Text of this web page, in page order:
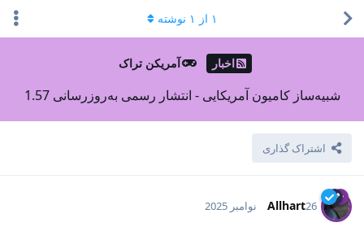
اخبار آمریکن تراک
شبیه‌ساز کامیون آمریکایی - انتشار رسمی به‌روزرسانی 1.57
اشتراک گذاری
۱ از ۱ نوشته
Allhart26 نوامبر 2025